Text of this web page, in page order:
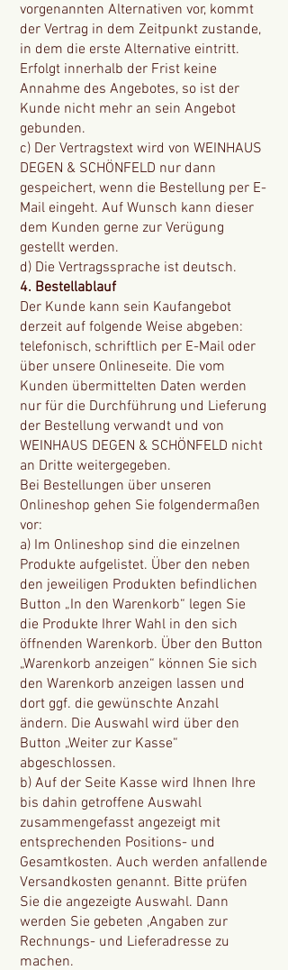
vorgenannten Alternativen vor, kommt
der Vertrag in dem Zeitpunkt zustande,
in dem die erste Alternative eintritt.
Erfolgt innerhalb der Frist keine
Annahme des Angebotes, so ist der
Kunde nicht mehr an sein Angebot
gebunden.
c) Der Vertragstext wird von WEINHAUS
DEGEN & SCHÖNFELD nur dann
gespeichert, wenn die Bestellung per E-
Mail eingeht. Auf Wunsch kann dieser
dem Kunden gerne zur Verügung
gestellt werden.
d) Die Vertragssprache ist deutsch.
4. Bestellablauf
Der Kunde kann sein Kaufangebot
derzeit auf folgende Weise abgeben:
telefonisch, schriftlich per E-Mail oder
über unsere Onlineseite. Die vom
Kunden übermittelten Daten werden
nur für die Durchführung und Lieferung
der Bestellung verwandt und von
WEINHAUS DEGEN & SCHÖNFELD nicht
an Dritte weitergegeben.
Bei Bestellungen über unseren
Onlineshop gehen Sie folgendermaßen
vor:
a) Im Onlineshop sind die einzelnen
Produkte aufgelistet. Über den neben
den jeweiligen Produkten befindlichen
Button „In den Warenkorb“ legen Sie
die Produkte Ihrer Wahl in den sich
öffnenden Warenkorb. Über den Button
„Warenkorb anzeigen“ können Sie sich
den Warenkorb anzeigen lassen und
dort ggf. die gewünschte Anzahl
ändern. Die Auswahl wird über den
Button „Weiter zur Kasse“
abgeschlossen.
b) Auf der Seite Kasse wird Ihnen Ihre
bis dahin getroffene Auswahl
zusammengefasst angezeigt mit
entsprechenden Positions- und
Gesamtkosten. Auch werden anfallende
Versandkosten genannt. Bitte prüfen
Sie die angezeigte Auswahl. Dann
werden Sie gebeten ,Angaben zur
Rechnungs- und Lieferadresse zu
machen.